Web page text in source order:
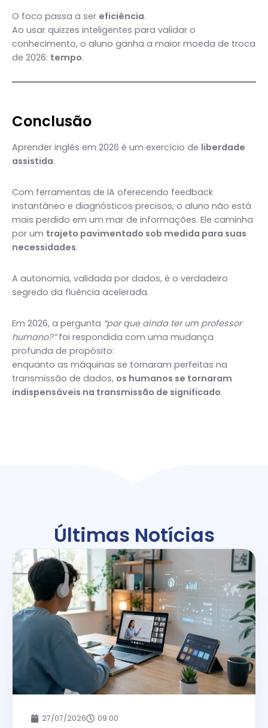
O foco passa a ser eficiência.
Ao usar quizzes inteligentes para validar o
conhecimento, o aluno ganha a maior moeda de troca
de 2026: tempo.
Conclusão
Aprender inglês em 2026 é um exercício de liberdade
assistida.
Com ferramentas de IA oferecendo feedback
instantâneo e diagnósticos precisos, o aluno não está
mais perdido em um mar de informações. Ele caminha
por um trajeto pavimentado sob medida para suas
necessidades.
A autonomia, validada por dados, é o verdadeiro
segredo da fluência acelerada.
Em 2026, a pergunta “por que ainda ter um professor
humano?”foi respondida com uma mudança
profunda de propósito:
enquanto as máquinas se tornaram perfeitas na
transmissão de dados, os humanos se tornaram
indispensáveis na transmissão de significado.
Últimas Notícias
27/07/2026 09:00